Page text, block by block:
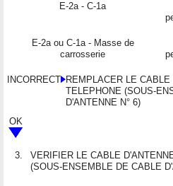
E-2a - C-1a
E-2a ou C-1a - Masse de
carrosserie
INCORRECT REMPLACER LE
TELEPHONE (SOUS-
D'ANTENNE N° 6)
OK
3.
VERIFIER LE CABLE
(SOUS-ENSEMBLE DE CABLE